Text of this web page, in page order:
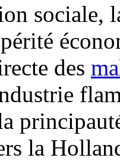
sociale,
des
la